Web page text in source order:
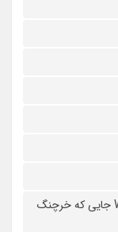
دانلود فیلم Where the Crawdads Sing 2022 جایی که خرچنگ